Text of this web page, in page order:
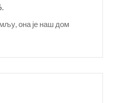
она је наш дом